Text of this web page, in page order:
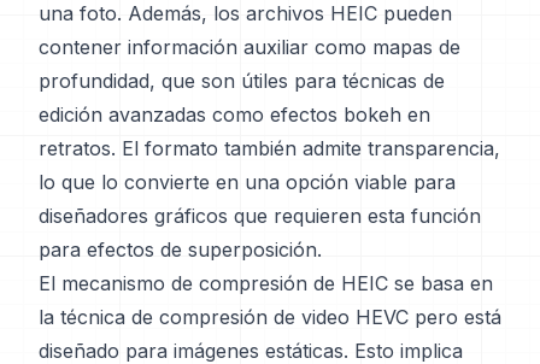
una foto. Además, los archivos HEIC pueden
contener información auxiliar como mapas de
profundidad, que son útiles para técnicas de
edición avanzadas como efectos bokeh en
retratos. El formato también admite transparencia,
lo que lo convierte en una opción viable para
diseñadores gráficos que requieren esta función
para efectos de superposición.
El mecanismo de compresión de HEIC se basa en
la técnica de compresión de video HEVC pero está
diseñado para imágenes estáticas. Esto implica